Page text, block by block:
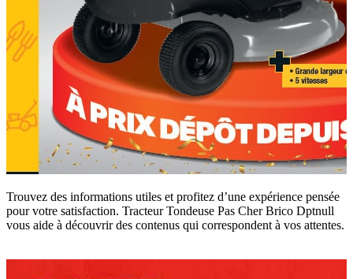
Trouvez des informations utiles et profitez d’une expérience pensée
pour votre satisfaction. Tracteur Tondeuse Pas Cher Brico Dptnull
vous aide à découvrir des contenus qui correspondent à vos attentes.